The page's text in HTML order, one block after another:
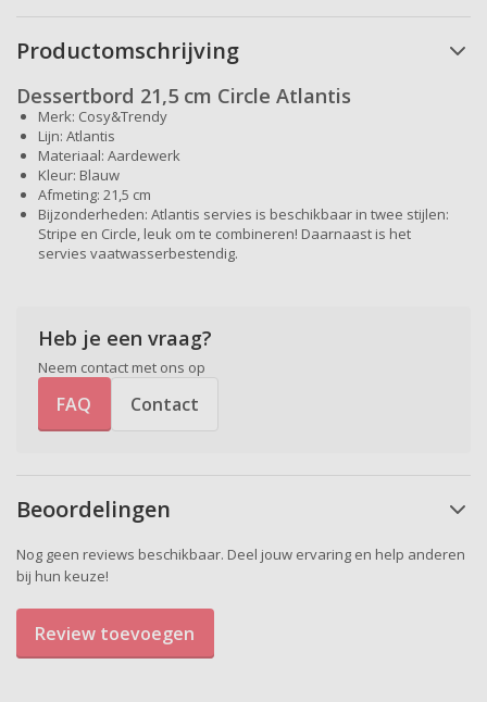
Heb je een vraag?
Neem contact met ons op
FAQ Contact
Productomschrijving
Dessertbord 21,5 cm Circle Atlantis
Merk: Cosy&Trendy
Lijn: Atlantis
Materiaal: Aardewerk
Kleur: Blauw
Afmeting: 21,5 cm
Bijzonderheden: Atlantis servies is beschikbaar in twee stijlen:
Stripe en Circle, leuk om te combineren! Daarnaast is het
servies vaatwasserbestendig.
Beoordelingen
Nog geen reviews beschikbaar. Deel jouw ervaring en help anderen
bij hun keuze!
Review toevoegen